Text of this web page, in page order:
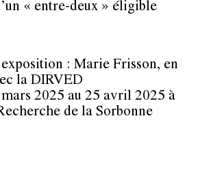
« entre-deux » éligible
: Marie Frisson, en
la DIRVED
2025 au 25 avril 2025 à
de la Sorbonne